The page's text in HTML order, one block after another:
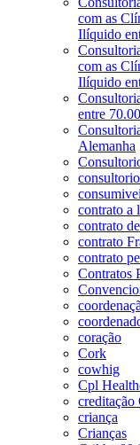
com as
Ilíquido
com as
Ilíquido
entre
Alemanha
contrato a
contrato
contrato
contrato
Contratos
coração
Cork
cowhig
Cpl
creditação
criança
Crianças